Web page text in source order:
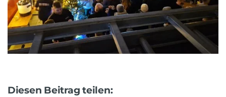
Diesen Beitrag teilen: